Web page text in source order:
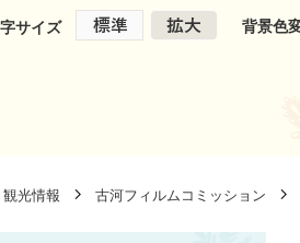
サイズ 背景色
観光情報 古河フィルムコミッション